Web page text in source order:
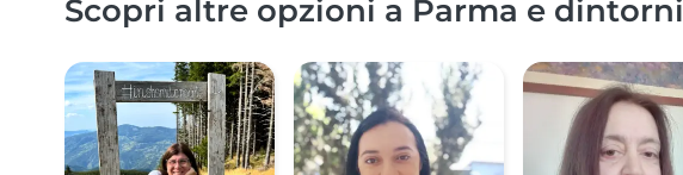
Scopri altre opzioni a Parma e dintorni